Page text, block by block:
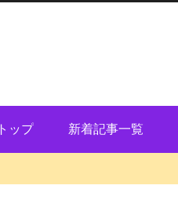
トップ 新着記事一覧